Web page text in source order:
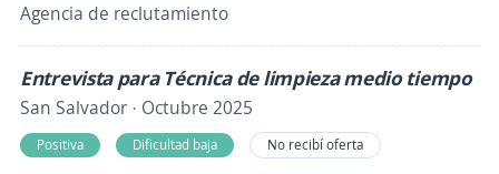
Agencia de reclutamiento
Entrevista para Técnica de limpieza medio tiempo
San Salvador · Octubre 2025
Positiva Dificultad baja No recibí oferta